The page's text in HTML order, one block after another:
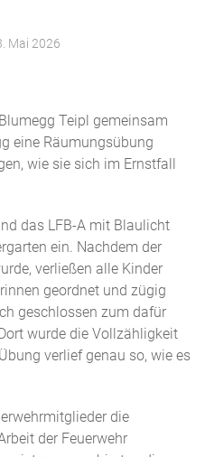
Mai 2026
Teipl gemeinsam
eine Räumungsübung
wie sie sich im Ernstfall
das LFB-A mit Blaulicht
ein. Nachdem der
verließen alle Kinder
geordnet und zügig
geschlossen zum dafür
wurde die Vollzähligkeit
verlief genau so, wie es
die
der Feuerwehr